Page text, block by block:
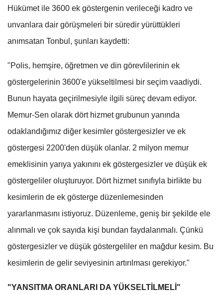
Hükümet ile 3600 ek göstergenin verileceği kadro ve
unvanlara dair görüşmeleri bir süredir yürüttükleri
anımsatan Tonbul, şunları kaydetti:
"Polis, hemşire, öğretmen ve din görevlilerinin ek
göstergelerinin 3600'e yükseltilmesi bir seçim vaadiydi.
Bunun hayata geçirilmesiyle ilgili süreç devam ediyor.
Memur-Sen olarak dört hizmet grubunun yanında
odaklandığımız diğer kesimler göstergesizler ve ek
göstergesi 2200'den düşük olanlar. 2 milyon memur
emeklisinin yarıya yakınını ek göstergesizler ve düşük ek
göstergeliler oluşturuyor. Dört hizmet sınıfıyla birlikte bu
kesimlerin de ek gösterge düzenlemesinden
yararlanmasını istiyoruz. Düzenleme, geniş bir şekilde ele
alınmalı ve çok sayıda kişi bundan faydalanmalı. Çünkü
göstergesizler ve düşük göstergeliler en mağdur kesim. Bu
kesimlerin de gelir seviyesinin artırılması gerekiyor."
"YANSITMA ORANLARI DA YÜKSELTİLMELİ"